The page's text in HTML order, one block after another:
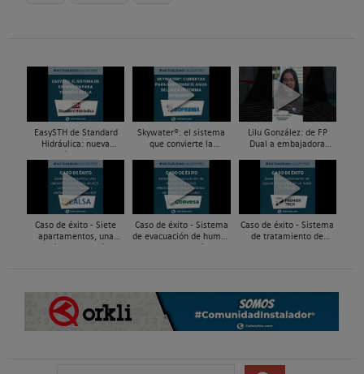
EasySTH de Standard
Hidráulica: nueva
de expansión para
tuberías PEX
Skywater®: el sistema
que convierte la
infraestructura activa de
gestión del agua...
Lilu González: de FP
Dual a embajadora
| Mecatrónica Industrial
Caso de éxito - Siete
apartamentos, una
Caso de éxito - Sistema
de evacuación de humos
Caso de éxito - Sistema
de tratamiento de